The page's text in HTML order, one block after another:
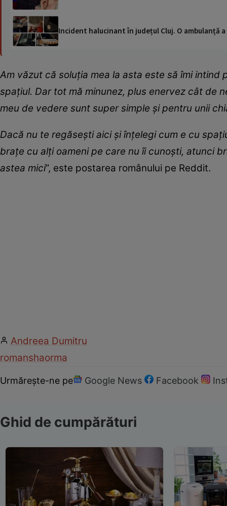
Incident halucinant în județul Cluj. O ambulanță
Am văzut că soluția mea la asta este să îmi
spațiul. Dar tot mă minunez, plus enervez cât de
meu de vedere sunt super simple și pentru unii
Dacă nu te regăsești aici și înțelegi cum e cu
brațe cu alți oameni pe care nu îi cunoști, atunci
astea mici”, este postarea românului pe Reddit.
Andreea Dumitru
romanshaorma
Urmărește-ne pe Google News Facebook
Ghid de cumpărături